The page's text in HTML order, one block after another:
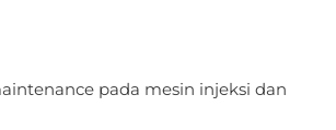
pada mesin injeksi dan